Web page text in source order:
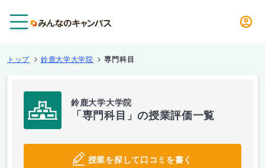
トップ 鈴鹿大学大学院 専門科目
鈴鹿大学大学院
「専門科目」の授業評価一覧
授業を探して口コミを書く